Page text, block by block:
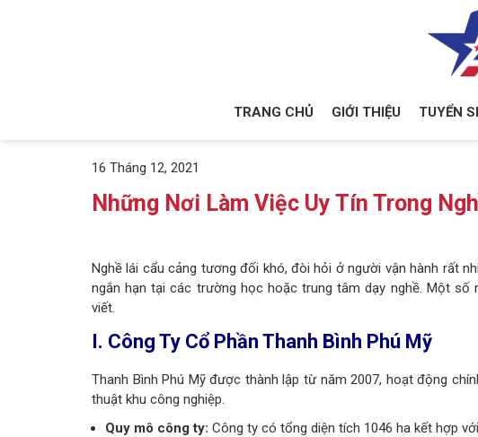
TRANG CHỦ GIỚI THIỆU TUYỂN
16 Tháng 12, 2021
Những Nơi Làm Việc Uy Tín Trong
Nghề lái cẩu cảng tương đối khó, đòi hỏi ở người vận hành rất
ngắn hạn tại các trường học hoặc trung tâm dạy nghề. Một
viết.
I. Công Ty Cổ Phần Thanh Bình Phú Mỹ
Thanh Bình Phú Mỹ được thành lập từ năm 2007, hoạt động
thuật khu công nghiệp.
Quy mô công ty: Công ty có tổng diện tích 1046 ha kết hợp